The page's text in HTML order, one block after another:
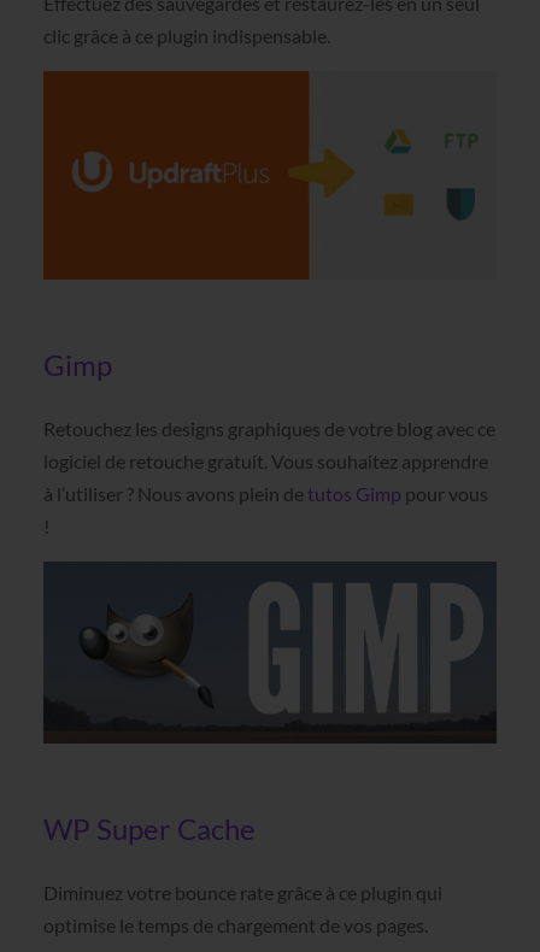
clic grâce à ce plugin indispensable.
Gimp
Retouchez les designs graphiques de votre blog avec ce
logiciel de retouche gratuit. Vous souhaitez apprendre
à l’utiliser ? Nous avons plein de tutos Gimp pour vous
!
WP Super Cache
Diminuez votre bounce rate grâce à ce plugin qui
optimise le temps de chargement de vos pages.